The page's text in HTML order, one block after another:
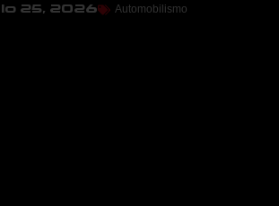
25, 2026 Automobilismo